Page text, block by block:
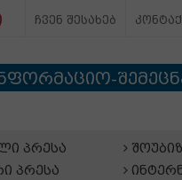
ჩვენ შესახებ
პრესა
პრესა